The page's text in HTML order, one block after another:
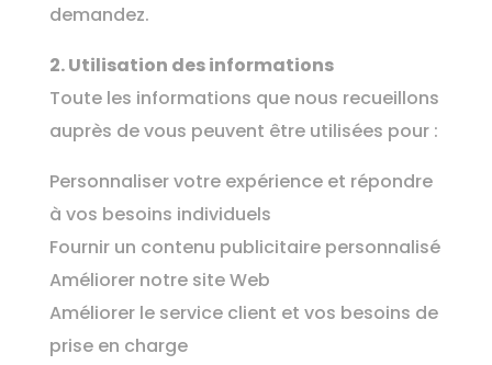
demandez.
2. Utilisation des informations
Toute les informations que nous recueillons
auprès de vous peuvent être utilisées pour :
Personnaliser votre expérience et répondre
à vos besoins individuels
Fournir un contenu publicitaire personnalisé
Améliorer notre site Web
Améliorer le service client et vos besoins de
prise en charge